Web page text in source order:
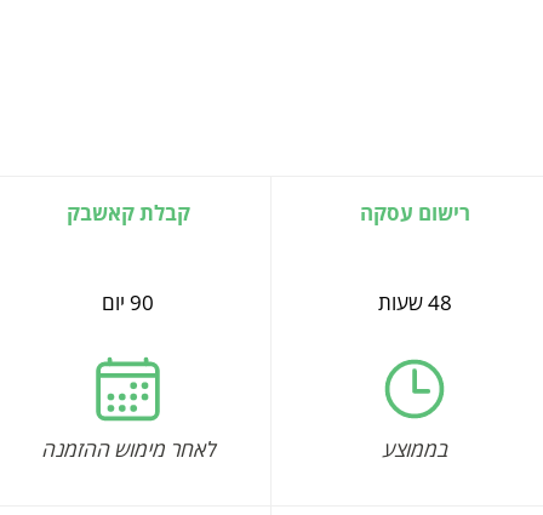
רישום עסקה
48 שעות
בממוצע
קבלת קאשבק
90 יום
לאחר מימוש ההזמנה